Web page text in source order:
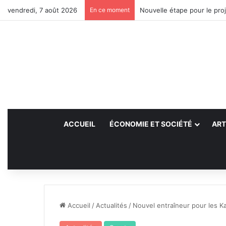
vendredi, 7 août 2026 En ce moment Nouvelle étape pour le
ACCUEIL ÉCONOMIE ET SOCIÉTÉ
Accueil / Actualités / Nouvel entraîneur pour les